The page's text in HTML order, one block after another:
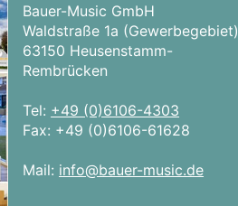
Bauer-Music GmbH
Waldstraße 1a (Gewerbegebiet)
63150 Heusenstamm-
Rembrücken
Tel: +49 (0)6106-4303
Fax: +49 (0)6106-61628
Mail: info@bauer-music.de